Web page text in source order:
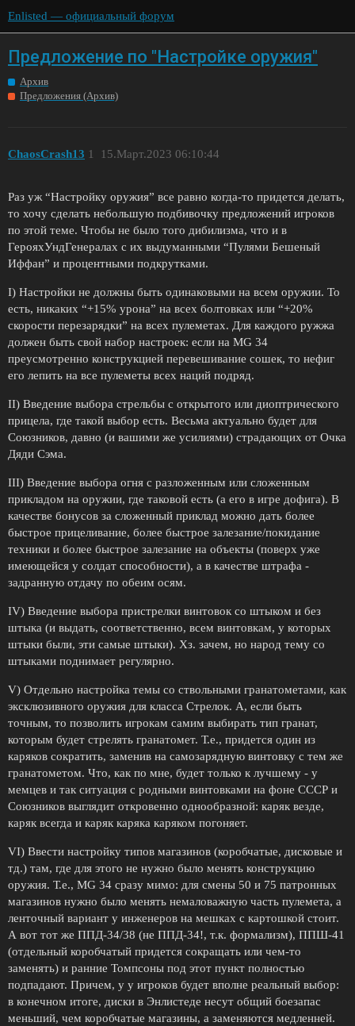
Enlisted — официальный форум
Предложение по "Настройке оружия"
Архив
Предложения (Архив)
ChaosCrash13 15.Март.2023 06:10:44
1
Раз уж “Настройку оружия” все равно когда-то придется делать,
то хочу сделать небольшую подбивочку предложений игроков
по этой теме. Чтобы не было того дибилизма, что и в
ГерояхУндГенералах с их выдуманными “Пулями Бешеный
Иффан” и процентными подкрутками.
I) Настройки не должны быть одинаковыми на всем оружии. То
есть, никаких “+15% урона” на всех болтовках или “+20%
скорости перезарядки” на всех пулеметах. Для каждого ружжа
должен быть свой набор настроек: если на MG 34
преусмотренно конструкцией перевешивание сошек, то нефиг
его лепить на все пулеметы всех наций подряд.
II) Введение выбора стрельбы с открытого или диоптрического
прицела, где такой выбор есть. Весьма актуально будет для
Союзников, давно (и вашими же усилиями) страдающих от Очка
Дяди Сэма.
III) Введение выбора огня с разложенным или сложенным
прикладом на оружии, где таковой есть (а его в игре дофига). В
качестве бонусов за сложенный приклад можно дать более
быстрое прицеливание, более быстрое залезание/покидание
техники и более быстрое залезание на объекты (поверх уже
имеющейся у солдат способности), а в качестве штрафа -
задранную отдачу по обеим осям.
IV) Введение выбора пристрелки винтовок со штыком и без
штыка (и выдать, соответственно, всем винтовкам, у которых
штыки были, эти самые штыки). Хз. зачем, но народ тему со
штыками поднимает регулярно.
V) Отдельно настройка темы со ствольными гранатометами, как
эксклюзивного оружия для класса Стрелок. А, если быть
точным, то позволить игрокам самим выбирать тип гранат,
которым будет стрелять гранатомет. Т.е., придется один из
каряков сократить, заменив на самозарядную винтовку с тем же
гранатометом. Что, как по мне, будет только к лучшему - у
мемцев и так ситуация с родными винтовками на фоне СССР и
Союзников выглядит откровенно однообразной: каряк везде,
каряк всегда и каряк каряка каряком погоняет.
VI) Ввести настройку типов магазинов (коробчатые, дисковые и
тд.) там, где для этого не нужно было менять конструкцию
оружия. Т.е., MG 34 сразу мимо: для смены 50 и 75 патронных
магазинов нужно было менять немаловажную часть пулемета, а
ленточный вариант у инженеров на мешках с картошкой стоит.
А вот тот же ППД-34/38 (не ППД-34!, т.к. формализм), ППШ-41
(отдельный коробчатый придется сокращать или чем-то
заменять) и ранние Томпсоны под этот пункт полностью
подпадают. Причем, у у игроков будет вполне реальный выбор:
в конечном итоге, диски в Энлистеде несут общий боезапас
меньший, чем коробчатые магазины, а заменяются медленней.